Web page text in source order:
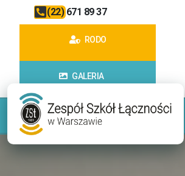
(22) 671 89 37
RODO
GALERIA